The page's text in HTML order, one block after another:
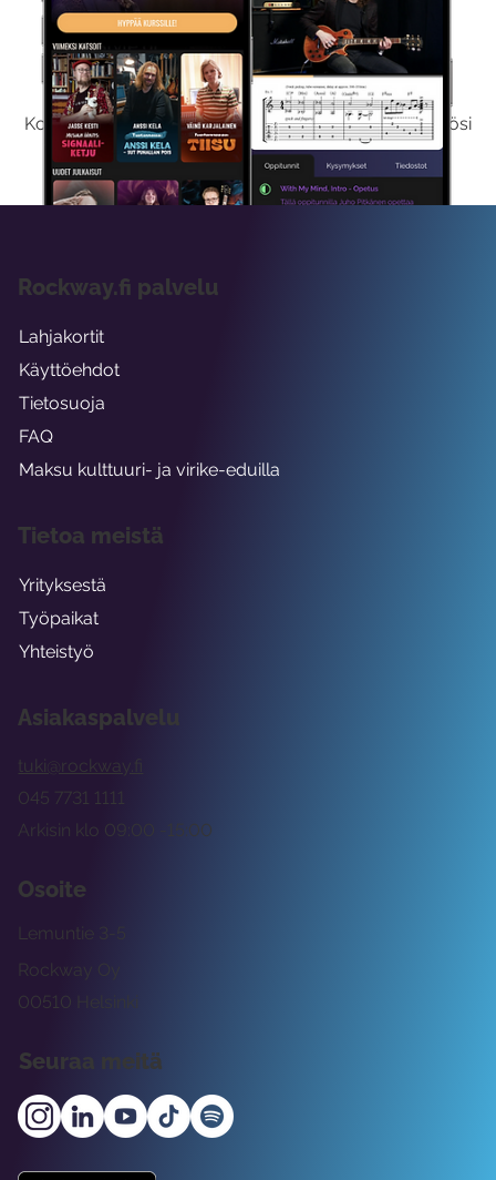
Kokeile Ilmaiseksi
Kokeilemalla ilmaiseksi saat koko sisältömme käyttöösi
viikon ajaksi.
Asiakaspalvelu
tuki@rockway.fi
Arkisin klo 09:00 -15:00
045 7731 1111
Osoite
Rockway Oy
Lemuntie 3-5
00510 Helsinki
Seuraa meitä
Rockway.fi palvelu
Lahjakortit
Käyttöehdot
Tietosuoja
FAQ
Maksu kulttuuri- ja virike-eduilla
Tietoa meistä
Yrityksestä
Työpaikat
Yhteistyö